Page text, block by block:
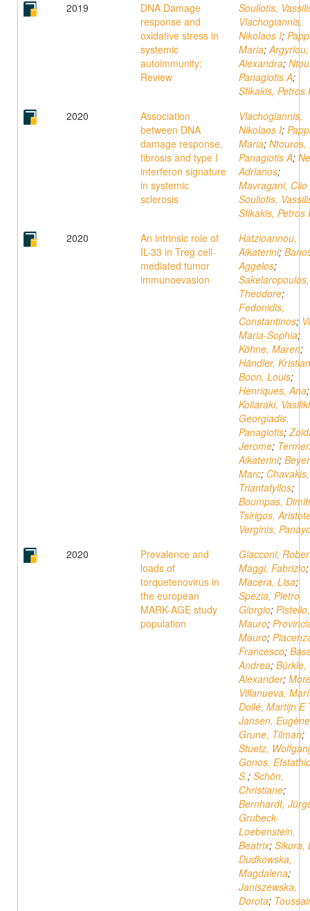
2019
DNA Damage
response and
oxidative stress in
systemic
autoimmunity:
Review
Souliotis,
Vlachogiannis,
Nikolaos I;
Maria;Argyriou,
Alexandra;
Panagiotis A;
Sfikakis, Petros
2020
Association
between DNA
damage response,
fibrosis and type I
interferon signature
in systemic
sclerosis
Vlachogiannis,
Nikolaos I;
Maria; Ntouros,
Panagiotis A;
Adrianos;
Mavragani, Clio
Souliotis,
Sfikakis, Petros
2020
An intrinsic role of
IL-33 in Treg cell-
mediated tumor
immunoevasion
Hatzioannou,
Aikaterini;
Aggelos;
Sakelaropoulos,
Theodore;
Fedonidis,
Constantinos;
Maria-Sophia;
Köhne, Maren;
Händler, Kristian
Boon, Louis;
Henriques, Ana;
Koliaraki, Vasiliki
Georgiadis,
Panagiotis;
Jerome;
Aikaterini;
Marc; Chavakis,
Triantafyllos;
Boumpas,
Tsirigos,
Verginis,
2020
Prevalence and
loads of
torquetenovirus in
the european
MARK-AGE study
population
Giacconi,
Maggi, Fabrizio;
Macera, Lisa;
Spezia, Pietro
Giorgio; Pistello,
Mauro;
Mauro;
Francesco;
Andrea; Bürkle,
Alexander;
Villanueva,
Dollé, Martijn E
Jansen, Eugène
Grune, Tilman;
Stuetz,
Gonos,
S.; Schön,
Christiane;
Bernhardt,
Grubeck-
Loebenstein,
Beatrix; Sikora,
Dudkowska,
Magdalena;
Janiszewska,
Dorota;